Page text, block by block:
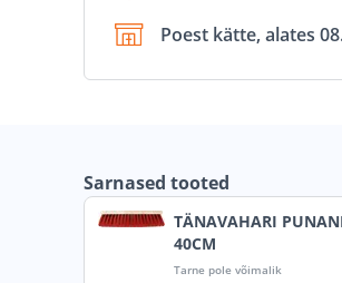
Poest kätte, alates
Sarnased tooted
TÄNAVAHARI
40CM
Tarne pole võimalik